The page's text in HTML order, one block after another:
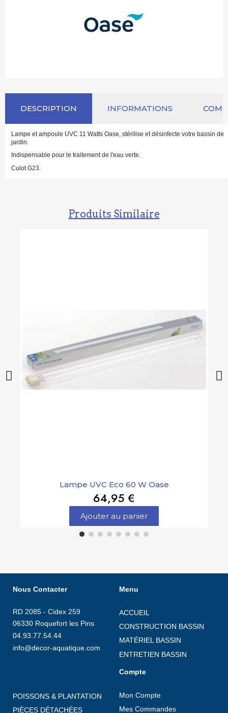
DESCRIPTION INFORMATIONS
Lampe et ampoule UVC 11 Watts Oase, stérilise et désinfecte votre bassin de
jardin.
Indispensable pour le traitement de l'eau verte.
Culot G23.
Produits Similaire
Lampe UVC Eco 60 W Oase
64,95 €
Ajouter au panier
Nous Contacter
RD 2085 - Cidex 259
06330 Roquefort les Pins
04.93.77.54.44
info@decor-aquatique.com
Menu
ACCUEIL
CONSTRUCTION BASSIN
MATÉRIEL BASSIN
ENTRETIEN BASSIN
POISSONS & PLANTATION
PIÈCES DÉTACHÉES
Compte
Mon Compte
Mes Commandes